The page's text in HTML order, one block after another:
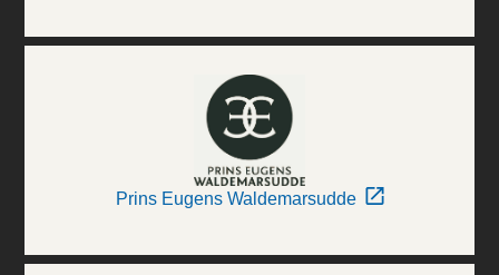
Prins Eugens Waldemarsudde